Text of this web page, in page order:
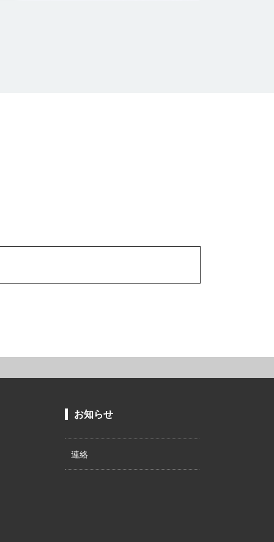
お知らせ
連絡